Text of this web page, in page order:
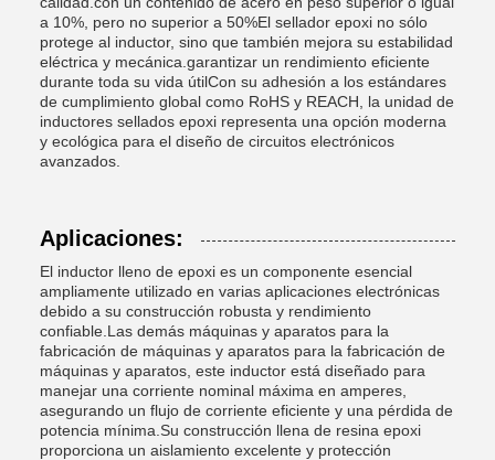
a 10%, pero no superior a 50%El sellador epoxi no sólo
protege al inductor, sino que también mejora su estabilidad
eléctrica y mecánica.garantizar un rendimiento eficiente
durante toda su vida útilCon su adhesión a los estándares
de cumplimiento global como RoHS y REACH, la unidad de
inductores sellados epoxi representa una opción moderna
y ecológica para el diseño de circuitos electrónicos
avanzados.
Aplicaciones:
El inductor lleno de epoxi es un componente esencial
ampliamente utilizado en varias aplicaciones electrónicas
debido a su construcción robusta y rendimiento
confiable.Las demás máquinas y aparatos para la
fabricación de máquinas y aparatos para la fabricación de
máquinas y aparatos, este inductor está diseñado para
manejar una corriente nominal máxima en amperes,
asegurando un flujo de corriente eficiente y una pérdida de
potencia mínima.Su construcción llena de resina epoxi
proporciona un aislamiento excelente y protección